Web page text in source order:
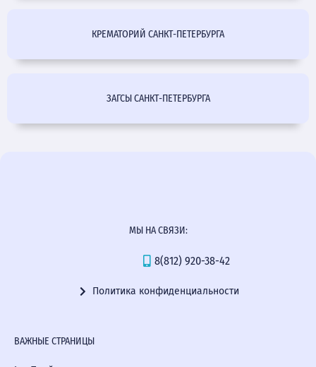
КРЕМАТОРИЙ САНКТ-ПЕТЕРБУРГА
ЗАГСЫ САНКТ-ПЕТЕРБУРГА
МЫ НА СВЯЗИ:
8(812) 920-38-42
Политика конфиденциальности
ВАЖНЫЕ СТРАНИЦЫ